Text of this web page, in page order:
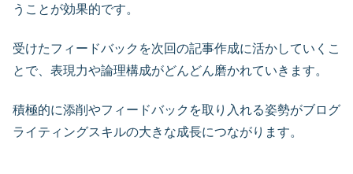
うことが効果的です。
受けたフィードバックを次回の記事作成に活かしていくこ
とで、表現力や論理構成がどんどん磨かれていきます。
積極的に添削やフィードバックを取り入れる姿勢がブログ
ライティングスキルの大きな成長につながります。